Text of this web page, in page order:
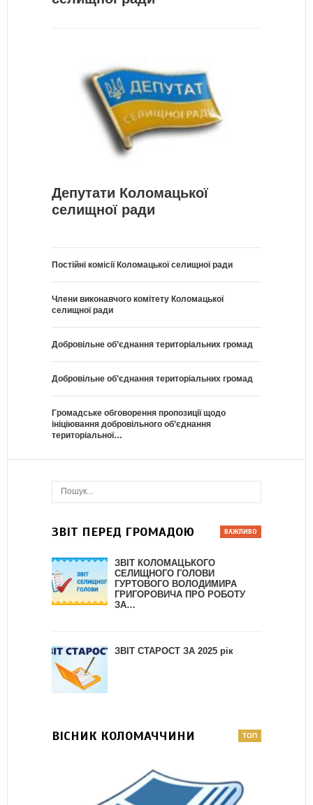
Депутати Коломацької
селищної ради
Постійні комісії Коломацької селищної ради
Члени виконавчого комітету Коломацької
селищної ради
Добровільне об’єднання територіальних громад
Добровільне об’єднання територіальних громад
Громадське обговорення пропозиції щодо
ініціювання добровільного об’єднання
територіальної…
ЗВІТ ПЕРЕД ГРОМАДОЮ
ЗВІТ КОЛОМАЦЬКОГО
СЕЛИЩНОГО ГОЛОВИ
ГУРТОВОГО ВОЛОДИМИРА
ГРИГОРОВИЧА ПРО РОБОТУ
ЗА…
ЗВІТ СТАРОСТ ЗА 2025 рік
ВІСНИК КОЛОМАЧЧИНИ